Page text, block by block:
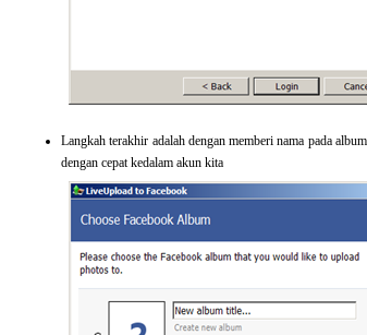
Langkah terakhir adalah dengan memberi nama pada
dengan cepat kedalam akun kita